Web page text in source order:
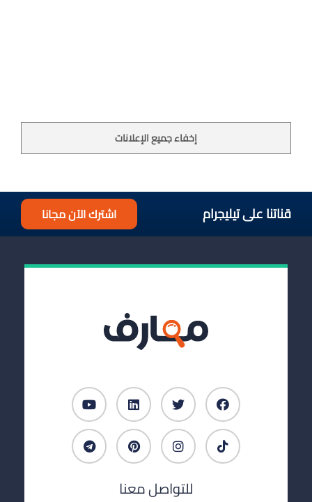
إخفاء جميع الإعلانات
قناتنا على تيليجرام اشترك الآن مجانا
للتواصل معنا